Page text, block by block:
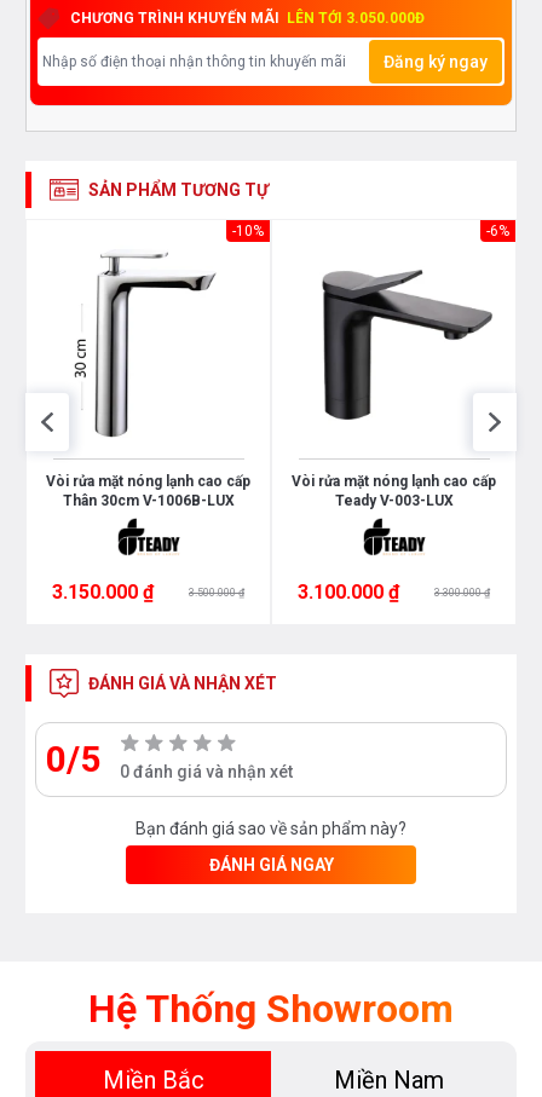
CHƯƠNG TRÌNH KHUYẾN MÃI LÊN TỚI 3.050.000Đ
Đăng ký ngay
SẢN PHẨM TƯƠNG TỰ
-10%
Vòi rửa mặt nóng lạnh cao cấp
Thân 30cm V-1006B-LUX
3.150.000 ₫ 3.500.000 ₫
-6%
Vòi rửa mặt nóng lạnh cao cấp
Teady V-003-LUX
3.100.000 ₫ 3.300.000 ₫
ĐÁNH GIÁ VÀ NHẬN XÉT
0/5 0 đánh giá và nhận xét
Bạn đánh giá sao về sản phẩm này?
ĐÁNH GIÁ NGAY
Hệ Thống Showroom
Miền Bắc Miền Nam